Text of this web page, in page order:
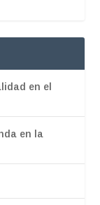
en el
en la